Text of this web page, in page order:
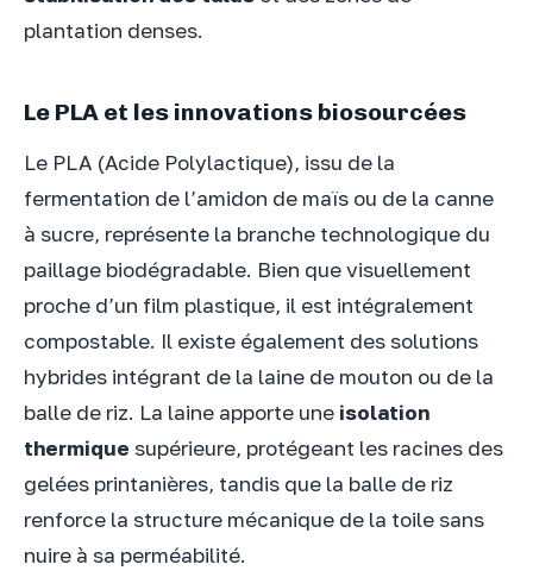
plantation denses.
Le PLA et les innovations biosourcées
Le PLA (Acide Polylactique), issu de la
fermentation de l’amidon de maïs ou de la canne
à sucre, représente la branche technologique du
paillage biodégradable. Bien que visuellement
proche d’un film plastique, il est intégralement
compostable. Il existe également des solutions
hybrides intégrant de la laine de mouton ou de la
balle de riz. La laine apporte une isolation
thermique supérieure, protégeant les racines des
gelées printanières, tandis que la balle de riz
renforce la structure mécanique de la toile sans
nuire à sa perméabilité.